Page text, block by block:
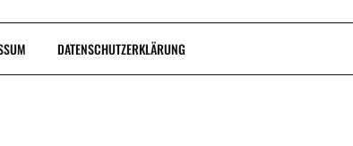
DATENSCHUTZERKLÄRUNG